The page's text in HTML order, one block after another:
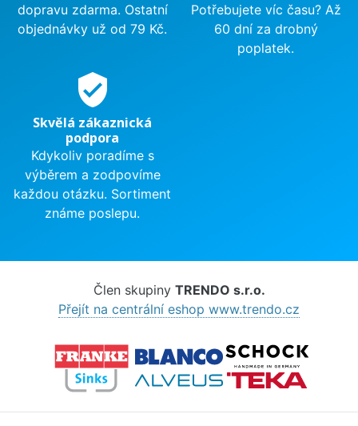
dopravu zdarma. Ostatní
objednávky už od 79 Kč.
Potřebujete víc času? Až
60 dní za drobný
poplatek.
verified_user
Skvělá zákaznická
podpora
Kdykoliv poradíme s
výběrem a zodpovíme
každou otázku. Sortiment
známe poslepu.
Člen skupiny TRENDO s.r.o.
Přejít na centrální eshop www.trendo.cz